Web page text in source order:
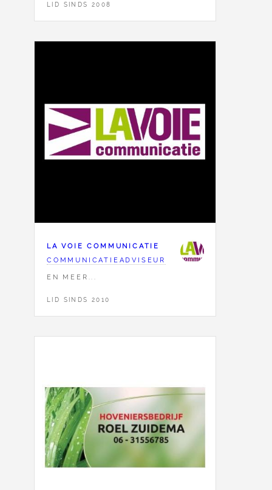
LID SINDS 2008
LA VOIE COMMUNICATIE
COMMUNICATIEADVISEUR
EN MEER...
LID SINDS 2010